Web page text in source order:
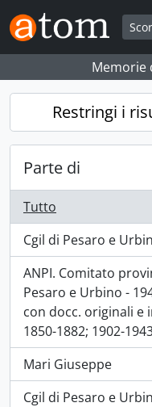
Skip to main content
Memorie
Restringi i
Parte di
Tutto
Cgil di Pesaro e
, 993 risultati
ANPI. Comitato
Pesaro e Urbino -
con docc. originali e
1850-1882; 1902-
, 417 risultati
Mari Giuseppe
, 359 risultati
Cgil di Pesaro e